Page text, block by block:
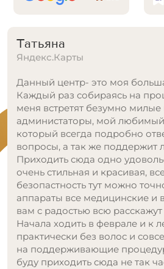
Татьяна
Яндекс.Карты
Данный центр- это моя
Каждый раз собираясь на
меня встретят безумно
администаторы, мой любимый
который всегда подробно
вопросы, а так же поддержит
Приходить сюда одно
очень стильная и красивая,
безопастность тут можно
аппараты все медицинские
вам с радостью всю
Начала ходить в феврале и к
практически без волос и
на поддерживающие
буду приходить сюда не так